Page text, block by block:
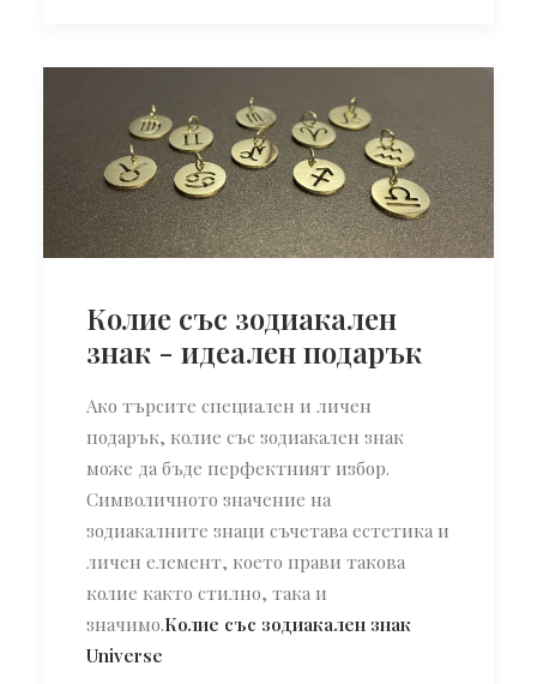
Колие със зодиакален
знак - идеален подарък
Ако търсите специален и личен
подарък, колие със зодиакален знак
може да бъде перфектният избор.
Символичното значение на
зодиакалните знаци съчетава естетика и
личен елемент, което прави такова
колие както стилно, така и
значимо.Колие със зодиакален знак
Universe